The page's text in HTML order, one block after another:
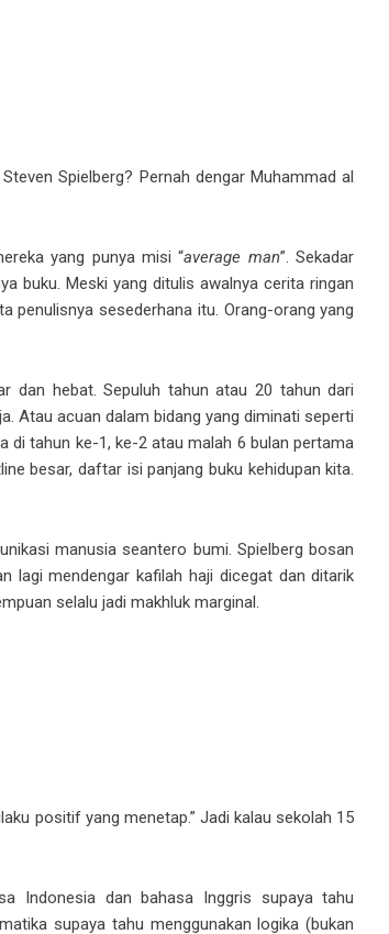
Spielberg? Pernah dengar Muhammad al
yang punya misi “average man”. Sekadar
buku. Meski yang ditulis awalnya cerita ringan
sesederhana itu. Orang-orang yang
dan hebat. Sepuluh tahun atau 20 tahun dari
Atau acuan dalam bidang yang diminati seperti
di tahun ke-1, ke-2 atau malah 6 bulan pertama
besar, daftar isi panjang buku kehidupan kita.
manusia seantero bumi. Spielberg bosan
lagi mendengar kafilah haji dicegat dan ditarik
selalu jadi makhluk marginal.
positif yang menetap.” Jadi kalau sekolah 15
Indonesia dan bahasa Inggris supaya tahu
supaya tahu menggunakan logika (bukan